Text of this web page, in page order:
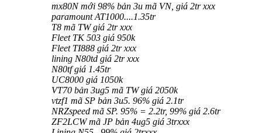
mx80N mới 98% bản 3u mã VN, giá 2tr xxx
paramount AT1000....1.35tr
T8 mã TW giá 2tr xxx
Fleet TK 503 giá 950k
Fleet TI888 giá 2tr xxx
lining N80td giá 2tr xxx
N80tf giá 1.45tr
UC8000 giá 1050k
VT70 bản 3ug5 mã TW giá 2050k
vtzf1 mã SP bản 3u5. 96% giá 2.1tr
NRZspeed mã SP. 95% = 2.2tr, 99% giá 2.6tr
ZF2LCW mã JP bản 4ug5 giá 3trxxx